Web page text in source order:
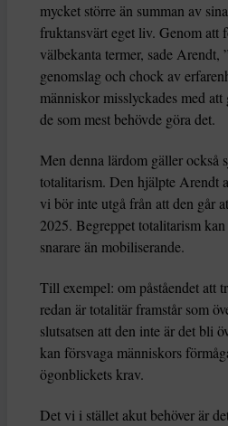
mycket större än summan av
fruktansvärt eget liv. Genom att
välbekanta termer, sade Arendt,
genomslag och chock av
människor misslyckades med
de som mest behövde göra det.
Men denna lärdom gäller också
totalitarism. Den hjälpte Arendt
vi bör inte utgå från att den går
2025. Begreppet totalitarism
snarare än mobiliserande.
Till exempel: om påståendet att
redan är totalitär framstår som
slutsatsen att den inte är det bli
kan försvaga människors
ögonblickets krav.
Det vi i stället akut behöver är